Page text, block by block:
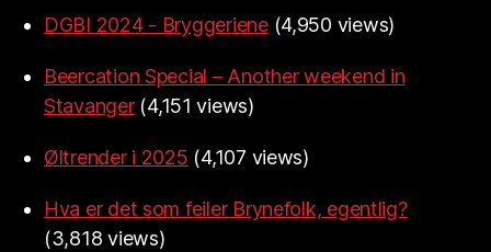
DGBI 2024 - Bryggeriene (4,950 views)
Beercation Special – Another weekend in
Stavanger (4,151 views)
Øltrender i 2025 (4,107 views)
Hva er det som feiler Brynefolk, egentlig?
(3,818 views)